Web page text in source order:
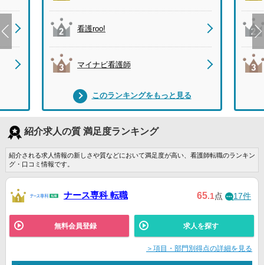
看護roo!
マイナビ看護師
このランキングをもっと見る
紹介求人の質 満足度ランキング
紹介される求人情報の新しさや質などにおいて満足度が高い、看護師転職のランキン
グ・口コミ情報です。
ナース専科 転職 65.1点 17件
無料会員登録 求人を探す
＞項目・部門別得点の詳細を見る